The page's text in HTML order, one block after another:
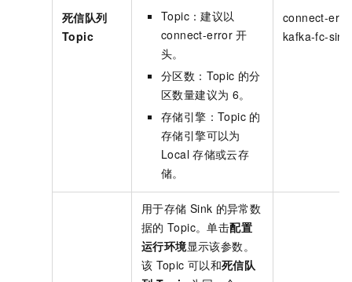
死信队列
Topic
Topic：建议以
connect-error 开
头。
分区数：Topic 的分
区数量建议为 6。
存储引擎：Topic 的
存储引擎可以为
Local 存储或云存
储。
connect-
kafka-fc-sink
用于存储 Sink 的异常数
据的 Topic。单击配置
运行环境显示该参数。
该 Topic 可以和死信队